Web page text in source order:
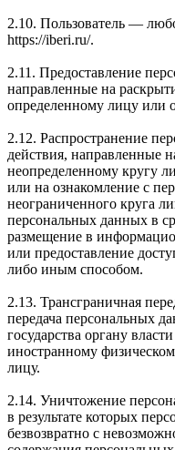
2.10. Пользователь —
https://iberi.ru/.
2.11. Предоставление
направленные на
определенному лицу или
2.12. Распространение
действия, направленные
неопределенному кругу
или на ознакомление с
неограниченного круга
персональных данных в
размещение в
или предоставление
либо иным способом.
2.13. Трансграничная
передача персональных
государства органу
иностранному
лицу.
2.14. Уничтожение
в результате которых
безвозвратно с